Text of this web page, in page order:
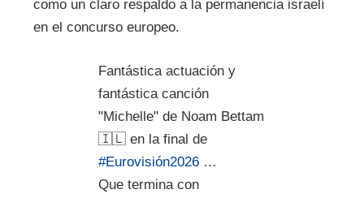
como un claro respaldo a la permanencia israelí
en el concurso europeo.
Fantástica actuación y
fantástica canción
"Michelle" de Noam Bettam
🇮🇱 en la final de
#Eurovisión2026…
Que termina con